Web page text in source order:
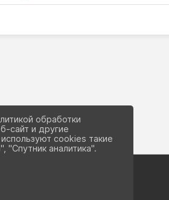
обработки
сайт и другие
cookies такие
"Спутник аналитика".